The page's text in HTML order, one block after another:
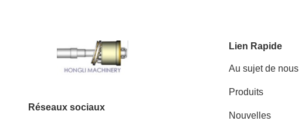
Réseaux sociaux
Lien Rapide
Au sujet de nous
Produits
Nouvelles